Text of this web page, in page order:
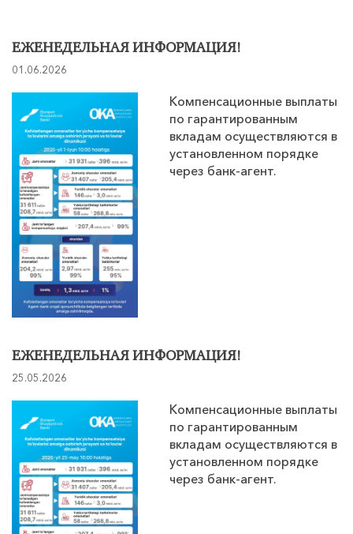
ЕЖЕНЕДЕЛЬНАЯ ИНФОРМАЦИЯ!
01.06.2026
Компенсационные выплаты
по гарантированным
вкладам осуществляются в
установленном порядке
через банк-агент.
ЕЖЕНЕДЕЛЬНАЯ ИНФОРМАЦИЯ!
25.05.2026
Компенсационные выплаты
по гарантированным
вкладам осуществляются в
установленном порядке
через банк-агент.